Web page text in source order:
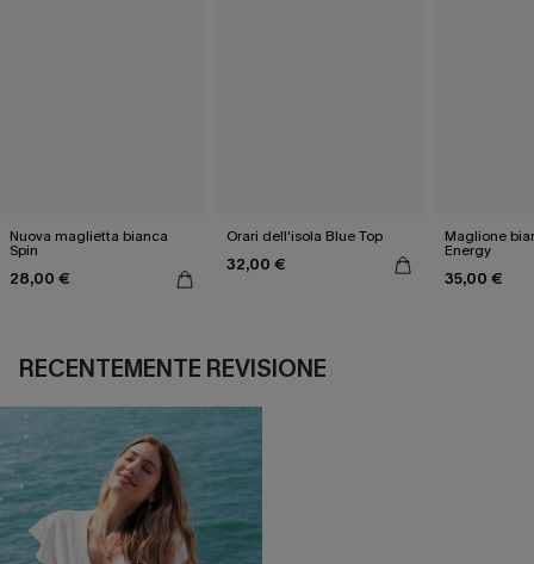
Nuova maglietta bianca
Spin
28,00 €
Orari dell'isola Blue Top
32,00 €
Maglione
Energy
35,00 €
RECENTEMENTE REVISIONE